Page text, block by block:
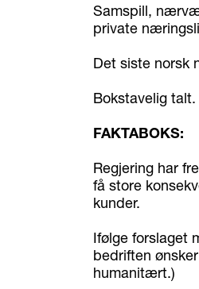
Samspill,
private
Det siste norsk
Bokstavelig talt.
FAKTABOKS:
Regjering har
få store
kunder.
Ifølge forslaget
bedriften
humanitært.)